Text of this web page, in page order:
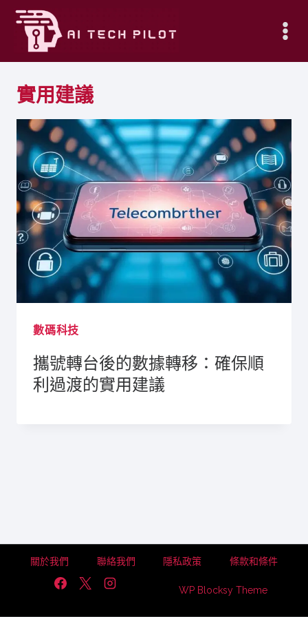
Skip
content
實用建議
數碼科技
攜號轉台後的數據轉移：確保順
利過渡的實用建議
關於我們 聯絡我們 隱私政策 條款和條件
WP Blocksy Theme